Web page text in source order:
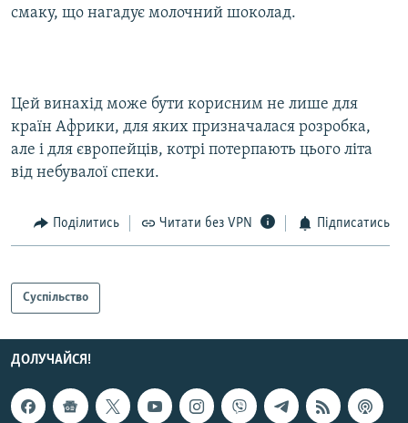
смаку, що нагадує молочний шоколад.
Цей винахід може бути корисним не лише для
країн Африки, для яких призначалася розробка,
але і для європейців, котрі потерпають цього літа
від небувалої спеки.
Поділитись Читати без VPN Підписатись
Суспільство
ДОЛУЧАЙСЯ!